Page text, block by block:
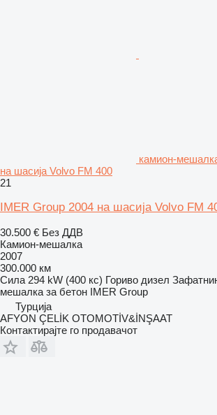
камион-
на шасија Volvo FM 400
21
IMER Group 2004 на шасија Volvo FM
30.500 € Без ДДВ
Камион-мешалка
2007
300.000 км
Сила 294 kW (400 кс) Гориво дизел
мешалка за бетон IMER Group
Турција
AFYON ÇELİK OTOMOTİV&İNŞAAT
Контактирајте го продавачот